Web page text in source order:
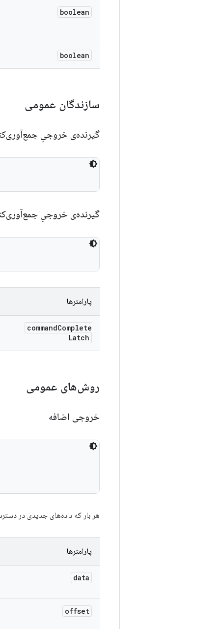
boolean
boolean
سازندگان عمومی
گیرنده‌ی خروجیِ
گیرنده‌ی خروجیِ
پارامترها
commandComplete
Latch
روش‌های عمومی
خروجی اضافه
هر بار که داده‌های جدیدی در
پارامترها
data
offset